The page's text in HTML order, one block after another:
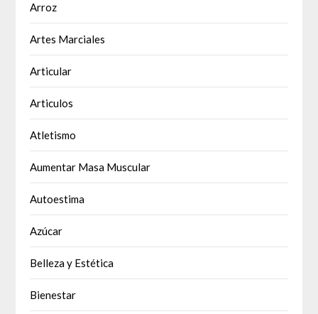
Arroz
Artes Marciales
Articular
Articulos
Atletismo
Aumentar Masa Muscular
Autoestima
Azúcar
Belleza y Estética
Bienestar